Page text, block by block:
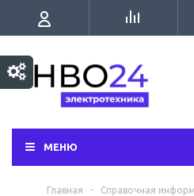
МЕНЮ
Главная - Справочная